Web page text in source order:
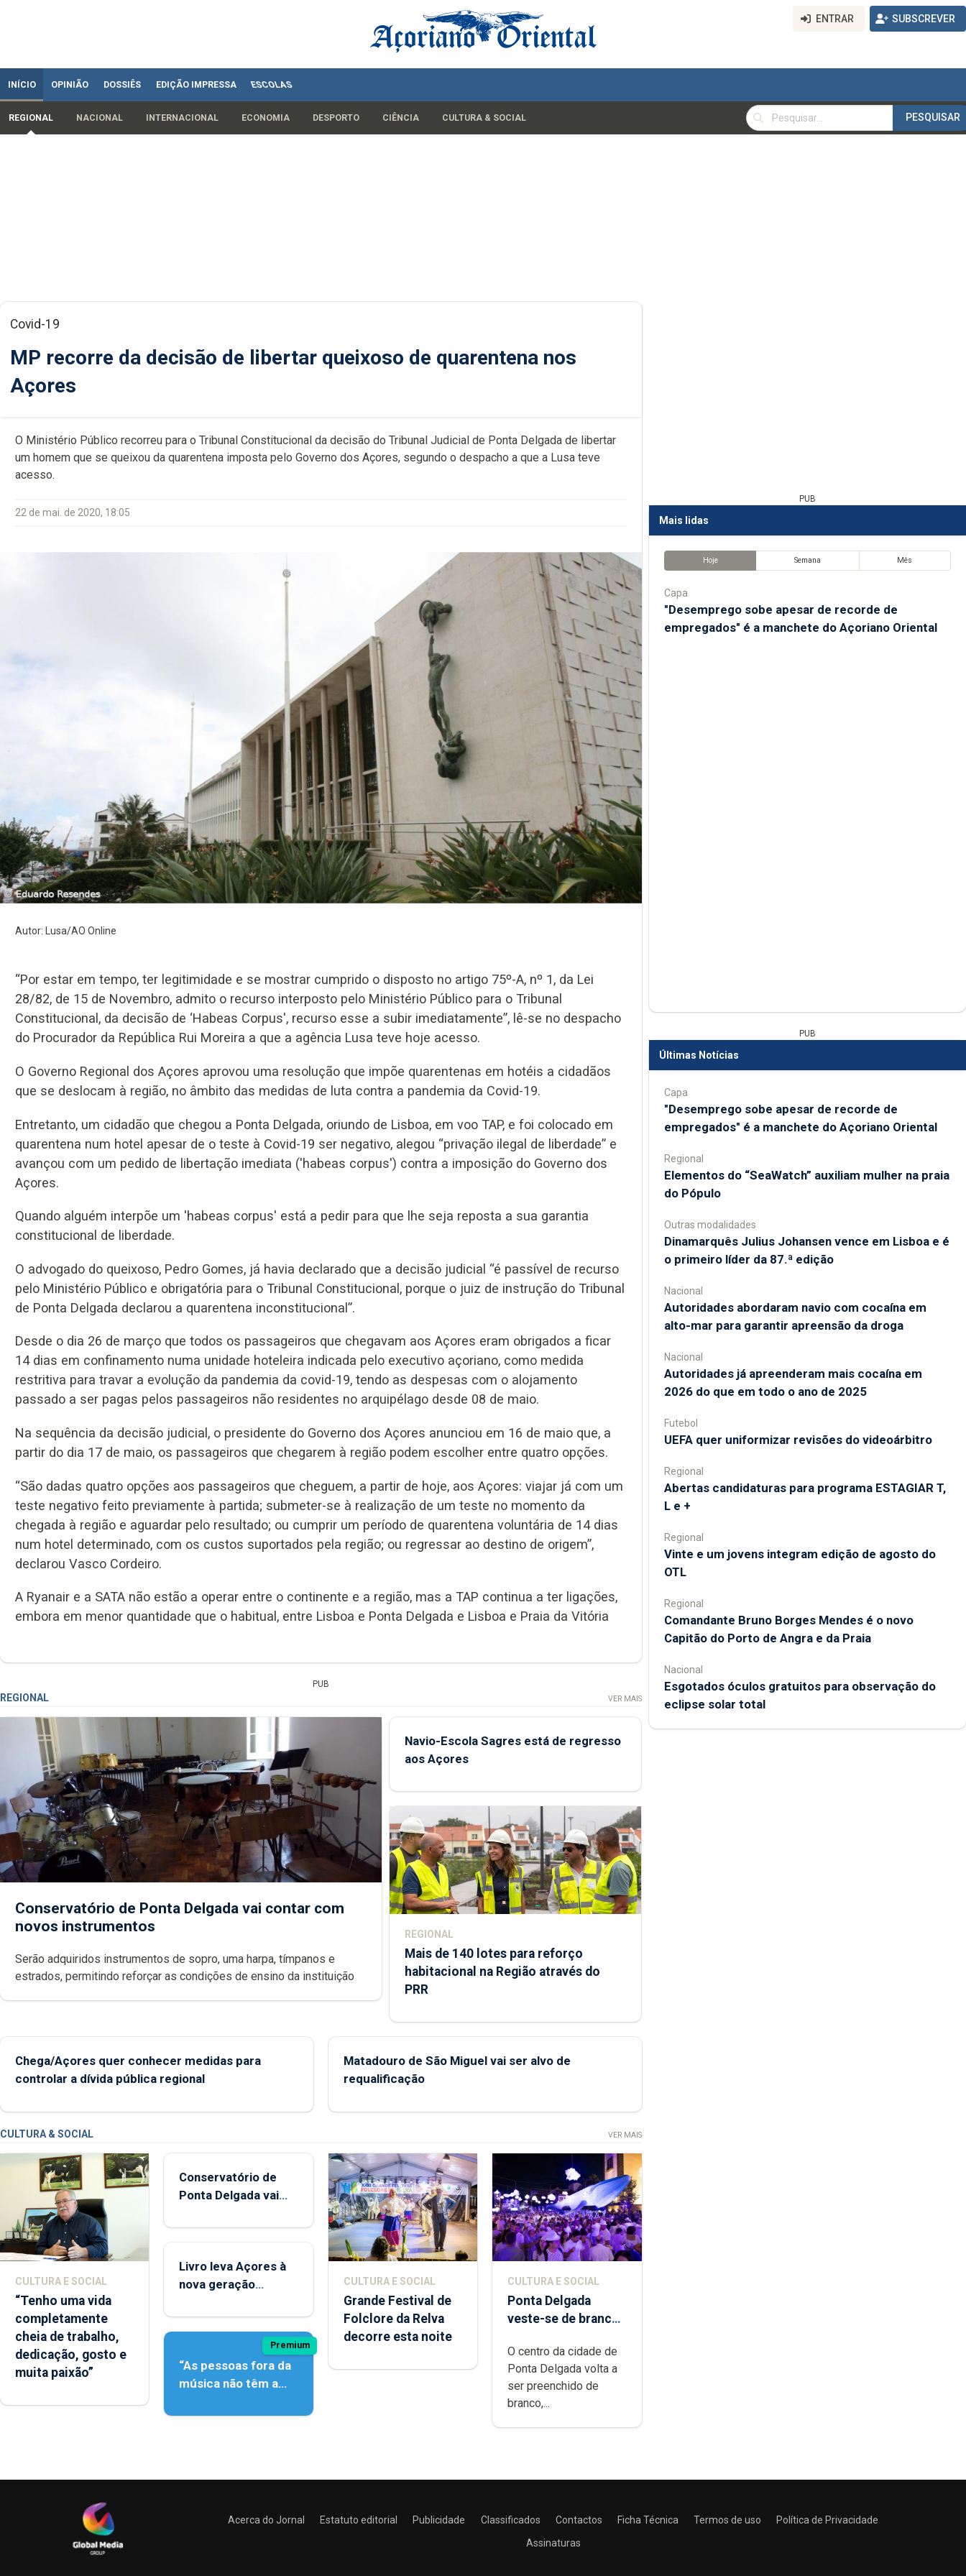
ENTRAR SUBSCREVER
INÍCIO OPINIÃO DOSSIÊS EDIÇÃO IMPRESSA ESCOLAS
REGIONAL NACIONAL INTERNACIONAL ECONOMIA DESPORTO CIÊNCIA CULTURA & SOCIAL
PESQUISAR
PESQUISAR
Covid-19
MP recorre da decisão de libertar queixoso de quarentena nos
Açores
O Ministério Público recorreu para o Tribunal Constitucional da decisão do Tribunal Judicial de Ponta Delgada de libertar
um homem que se queixou da quarentena imposta pelo Governo dos Açores, segundo o despacho a que a Lusa teve
acesso.
22 de mai. de 2020, 18:05
Autor: Lusa/AO Online
“Por estar em tempo, ter legitimidade e se mostrar cumprido o disposto no artigo 75º-A, nº 1, da Lei
28/82, de 15 de Novembro, admito o recurso interposto pelo Ministério Público para o Tribunal
Constitucional, da decisão de ‘Habeas Corpus', recurso esse a subir imediatamente”, lê-se no despacho
do Procurador da República Rui Moreira a que a agência Lusa teve hoje acesso.
O Governo Regional dos Açores aprovou uma resolução que impõe quarentenas em hotéis a cidadãos
que se deslocam à região, no âmbito das medidas de luta contra a pandemia da Covid-19.
Entretanto, um cidadão que chegou a Ponta Delgada, oriundo de Lisboa, em voo TAP, e foi colocado em
quarentena num hotel apesar de o teste à Covid-19 ser negativo, alegou “privação ilegal de liberdade” e
avançou com um pedido de libertação imediata ('habeas corpus') contra a imposição do Governo dos
Açores.
Quando alguém interpõe um 'habeas corpus' está a pedir para que lhe seja reposta a sua garantia
constitucional de liberdade.
O advogado do queixoso, Pedro Gomes, já havia declarado que a decisão judicial “é passível de recurso
pelo Ministério Público e obrigatória para o Tribunal Constitucional, porque o juiz de instrução do Tribunal
de Ponta Delgada declarou a quarentena inconstitucional”.
Desde o dia 26 de março que todos os passageiros que chegavam aos Açores eram obrigados a ficar
14 dias em confinamento numa unidade hoteleira indicada pelo executivo açoriano, como medida
restritiva para travar a evolução da pandemia da covid-19, tendo as despesas com o alojamento
passado a ser pagas pelos passageiros não residentes no arquipélago desde 08 de maio.
Na sequência da decisão judicial, o presidente do Governo dos Açores anunciou em 16 de maio que, a
partir do dia 17 de maio, os passageiros que chegarem à região podem escolher entre quatro opções.
“São dadas quatro opções aos passageiros que cheguem, a partir de hoje, aos Açores: viajar já com um
teste negativo feito previamente à partida; submeter-se à realização de um teste no momento da
chegada à região e aguardar pelo resultado; ou cumprir um período de quarentena voluntária de 14 dias
num hotel determinado, com os custos suportados pela região; ou regressar ao destino de origem”,
declarou Vasco Cordeiro.
A Ryanair e a SATA não estão a operar entre o continente e a região, mas a TAP continua a ter ligações,
embora em menor quantidade que o habitual, entre Lisboa e Ponta Delgada e Lisboa e Praia da Vitória
PUB
REGIONAL VER MAIS
Conservatório de Ponta Delgada vai contar com
novos instrumentos
Serão adquiridos instrumentos de sopro, uma harpa, tímpanos e
estrados, permitindo reforçar as condições de ensino da instituição
Navio-Escola Sagres está de regresso
aos Açores
REGIONAL
Mais de 140 lotes para reforço
habitacional na Região através do
PRR
Chega/Açores quer conhecer medidas para
controlar a dívida pública regional
Matadouro de São Miguel vai ser alvo de
requalificação
CULTURA & SOCIAL VER MAIS
CULTURA E SOCIAL
“Tenho uma vida
completamente
cheia de trabalho,
dedicação, gosto e
muita paixão”
Conservatório de
Ponta Delgada vai
instrumentos
Livro leva Açores à
nova geração
Premium
“As pessoas fora da
música não têm a
é produzir uma
CULTURA E SOCIAL
Grande Festival de
Folclore da Relva
decorre esta noite
CULTURA E SOCIAL
Ponta Delgada
veste-se de branco
O centro da cidade de
Ponta Delgada volta a
ser preenchido de
branco,...
PUB
Mais lidas
Hoje Semana Mês
Capa
"Desemprego sobe apesar de recorde de
empregados" é a manchete do Açoriano Oriental
PUB
Últimas Notícias
Capa
"Desemprego sobe apesar de recorde de
empregados" é a manchete do Açoriano Oriental
Regional
​Elementos do “SeaWatch” auxiliam mulher na praia
do Pópulo
Outras modalidades
Dinamarquês Julius Johansen vence em Lisboa e é
o primeiro líder da 87.ª edição
Nacional
Autoridades abordaram navio com cocaína em
alto-mar para garantir apreensão da droga
Nacional
Autoridades já apreenderam mais cocaína em
2026 do que em todo o ano de 2025
Futebol
UEFA quer uniformizar revisões do videoárbitro
Regional
Abertas candidaturas para programa ESTAGIAR T,
L e +
Regional
Vinte e um jovens integram edição de agosto do
OTL
Regional
Comandante Bruno Borges Mendes é o novo
Capitão do Porto de Angra e da Praia
Nacional
Esgotados óculos gratuitos para observação do
eclipse solar total
Acerca do Jornal Estatuto editorial Publicidade Classificados Contactos Ficha Técnica Termos de uso
Política de Privacidade
Assinaturas